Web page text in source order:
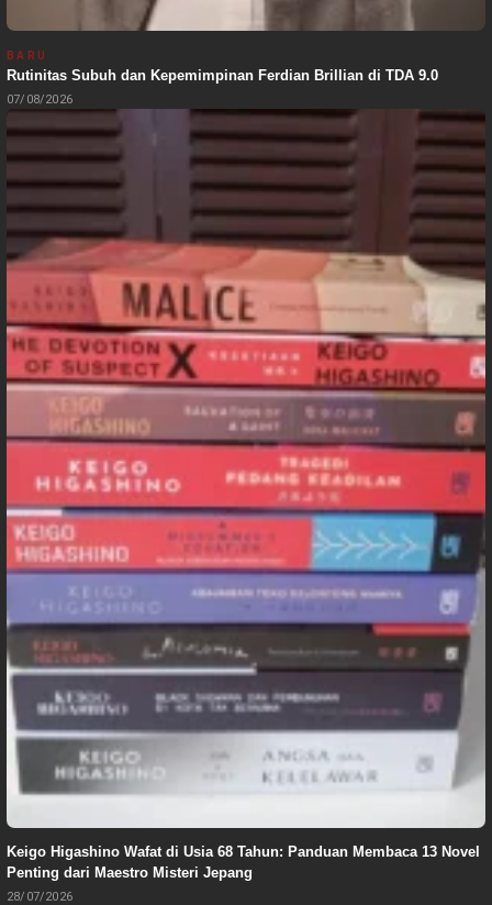
BARU
Rutinitas Subuh dan Kepemimpinan Ferdian Brillian di TDA 9.0
07/08/2026
Keigo Higashino Wafat di Usia 68 Tahun: Panduan Membaca 13 Novel
Penting dari Maestro Misteri Jepang
28/07/2026